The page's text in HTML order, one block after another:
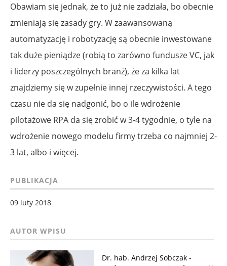
Obawiam się jednak, że to już nie zadziała, bo obecnie
zmieniają się zasady gry. W zaawansowaną
automatyzację i robotyzację są obecnie inwestowane
tak duże pieniądze (robią to zarówno fundusze VC, jak
i liderzy poszczególnych branż), że za kilka lat
znajdziemy się w zupełnie innej rzeczywistości. A tego
czasu nie da się nadgonić, bo o ile wdrożenie
pilotażowe RPA da się zrobić w 3-4 tygodnie, o tyle na
wdrożenie nowego modelu firmy trzeba co najmniej 2-
3 lat, albo i więcej.
PUBLIKACJA
09 luty 2018
Dr. hab. Andrzej Sobczak -